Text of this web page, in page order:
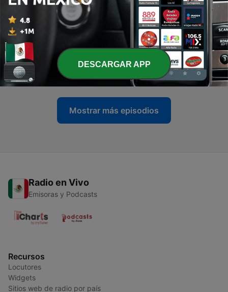
1568 - Imagen Jalisco - 05 de mayo del 2026
07 mayo 2026
1567 - Imagen Jalisco - 04 de mayo del 2026
05 mayo 2026
Mostrar más episodios
Radio en Vivo
Emisoras y Podcasts
Recursos
Locutores
Widgets
Sitios web de radio por país
DESCARGAR APP